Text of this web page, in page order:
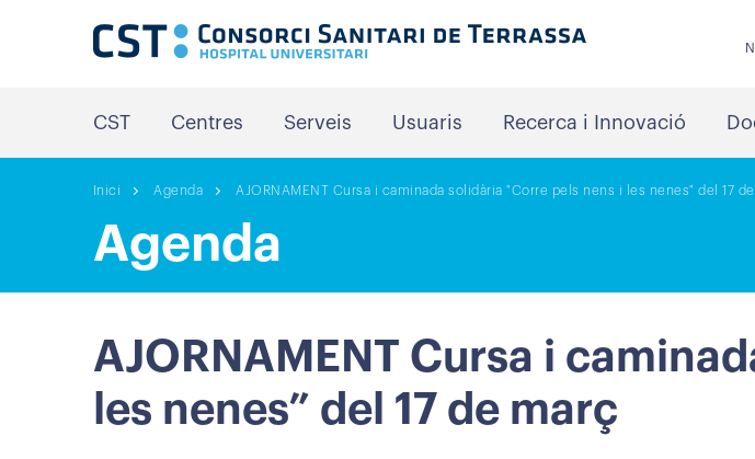
CST Centres Serveis Usuaris Recerca i Innovació
Inici Agenda AJORNAMENT Cursa i caminada solidària "Corre pels nens i les nenes" del 17
Agenda
AJORNAMENT Cursa i
les nenes” del 17 de març